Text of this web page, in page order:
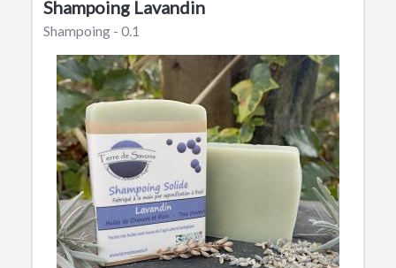
Shampoing Lavandin
Shampoing - 0.1